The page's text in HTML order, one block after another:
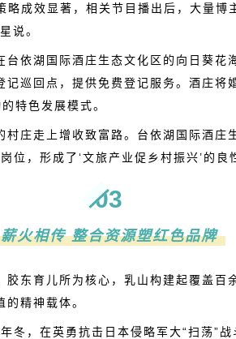
略成效显著，相关节目播出后，大量
说。
台依湖国际酒庄生态文化区 的向日葵花
巡回点，提供免费登记服务。酒庄将
特色发展模式。
村庄走上增收致富路。台依湖国际酒庄
位，形成了‘文旅产业促乡村振兴’的良
03
薪火相传 整合资源塑红色品牌
胶东育儿所为核心，乳山构建起覆盖百
精神载体。
冬，在英勇抗击日本侵略军大“扫荡”